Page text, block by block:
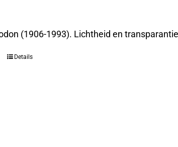
(1906-1993). Lichtheid en
Details